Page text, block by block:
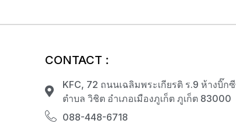
CONTACT :
KFC, 72 ถนนเฉลิมพระเกียรติ ร.9 ห้างบิ๊ก
ตำบล วิชิต อำเภอเมืองภูเก็ต ภูเก็ต 83000
088-448-6718